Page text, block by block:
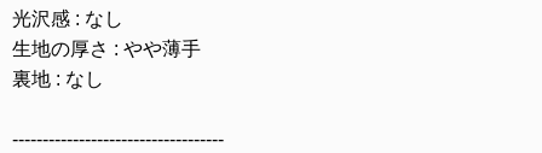
光沢感 : なし
生地の厚さ : やや薄手
裏地 : なし
-----------------------------------